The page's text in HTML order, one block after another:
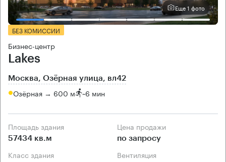
Еще 1 фото
БЕЗ КОМИССИИ
Бизнес-центр
Lakes
Москва, Озёрная улица, вл42
Озёрная → 600 м ~6 мин
Площадь здания
57434 кв.м
Цена продажи
по запросу
Класс здания Вентиляция